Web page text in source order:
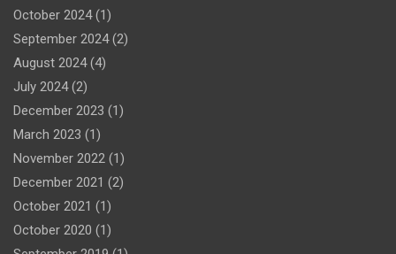
October 2024(1)
September 2024(2)
August 2024(4)
July 2024(2)
December 2023 (1)
March 2023 (1)
November 2022 (1)
December 2021 (2)
October 2021 (1)
October 2020 (1)